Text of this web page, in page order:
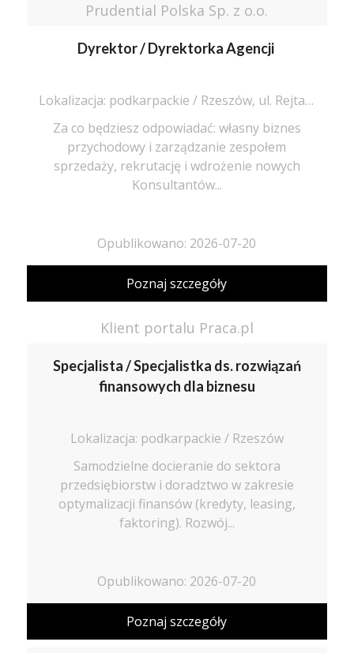
Prudential Polska Sp. z o.o.
Dyrektor / Dyrektorka Agencji
Lokalizacja: podkarpackie / Rzeszów, ul. Rejtana 20
Za co będziesz odpowiadać: własny biznes
przychodowy i zarządzanie zespołem
sprzedaży, rekrutację i wdrożenie nowych
Konsultantów...
Opublikowano: 2026-07-20
Poznaj szczegóły
Klient portalu Praca.pl
Specjalista / Specjalistka ds. rozwiązań
finansowych dla biznesu
Lokalizacja: podkarpackie / Rzeszów
Samodzielne docieranie do sektora
przedsiębiorstw i doradztwo w zakresie
optymalizacji finansów (kredyty, leasing,
faktoring). Rozwój...
Opublikowano: 2026-07-20
Poznaj szczegóły